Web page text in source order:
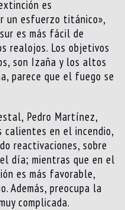
es
un esfuerzo titánico»,
es más fácil de
realojos. Los objetivos
son Izaña y los altos
parece que el fuego se
Pedro Martínez,
calientes en el incendio,
reactivaciones, sobre
día; mientras que en el
es más favorable,
Además, preocupa la
complicada.